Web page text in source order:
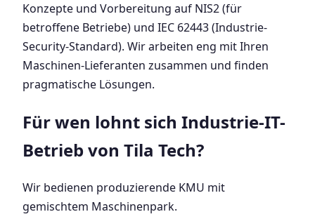
Konzepte und Vorbereitung auf NIS2 (für
betroffene Betriebe) und IEC 62443 (Industrie-
Security-Standard). Wir arbeiten eng mit Ihren
Maschinen-Lieferanten zusammen und finden
pragmatische Lösungen.
Für wen lohnt sich Industrie-IT-
Betrieb von Tila Tech?
Wir bedienen produzierende KMU mit
gemischtem Maschinenpark.